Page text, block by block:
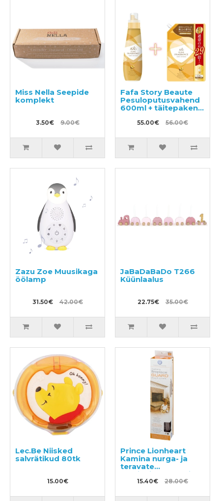
Miss Nella Seepide
komplekt
3.50€ 9.00€
Fafa Story Beaute
Pesuloputusvahend
600ml + täitepakend
55.00€ 56.00€
Zazu Zoe Muusikaga
öölamp
31.50€ 42.00€
JaBaDaBaDo T266
Küünlaalus
22.75€ 35.00€
Lec.Be Niisked
salvrätikud 80tk
15.00€
Prince Lionheart
Kamina nurga- ja
teravate
pealispindade kaitse
15.40€ 28.00€